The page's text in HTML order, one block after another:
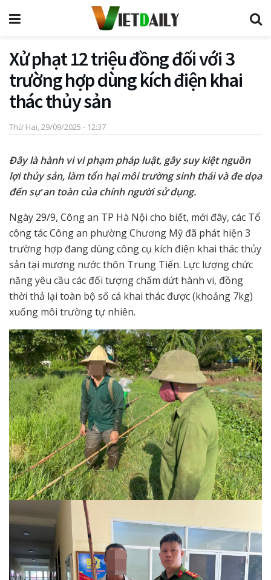
Xử phạt 12 triệu đồng đối với 3
trường hợp dùng kích điện khai
thác thủy sản
Thứ Hai, 29/09/2025 - 12:37
Đây là hành vi vi phạm pháp luật, gây suy kiệt nguồn
lợi thủy sản, làm tổn hại môi trường sinh thái và đe dọa
đến sự an toàn của chính người sử dụng.
Ngày 29/9, Công an TP Hà Nội cho biết, mới đây, các Tổ
công tác Công an phường Chương Mỹ đã phát hiện 3
trường hợp đang dùng công cụ kích điện khai thác thủy
sản tại mương nước thôn Trung Tiến. Lực lượng chức
năng yêu cầu các đối tượng chấm dứt hành vi, đồng
thời thả lại toàn bộ số cá khai thác được (khoảng 7kg)
xuống môi trường tự nhiên.